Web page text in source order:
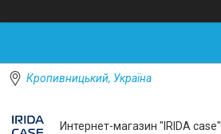
Кропивницький, Україна
Интернет-магазин "IRIDA case"